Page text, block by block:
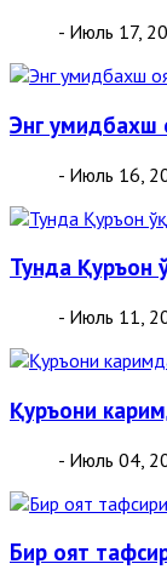
- Июль 17,
Энг умидбахш
- Июль 16,
Тунда Қуръон
- Июль 11,
Қуръони
- Июль 04,
Бир оят